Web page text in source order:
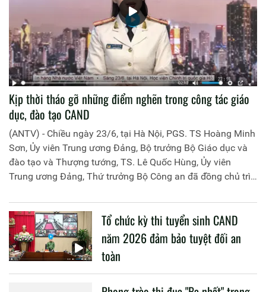
Kịp thời tháo gỡ những điểm nghẽn trong công tác giáo
dục, đào tạo CAND
(ANTV) - Chiều ngày 23/6, tại Hà Nội, PGS. TS Hoàng Minh
Sơn, Ủy viên Trung ương Đảng, Bộ trưởng Bộ Giáo dục và
đào tạo và Thượng tướng, TS. Lê Quốc Hùng, Ủy viên
Trung ương Đảng, Thứ trưởng Bộ Công an đã đồng chủ trì
liên quan đến công tác giáo dục và đào tạo của lực lượng
CAND.
Tổ chức kỳ thi tuyển sinh CAND
năm 2026 đảm bảo tuyệt đối an
toàn